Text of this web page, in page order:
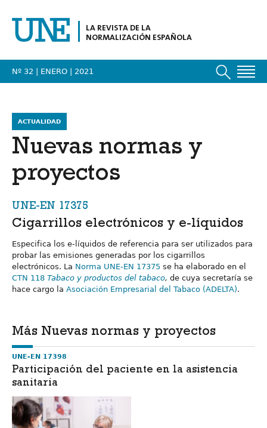
LA REVISTA DE LA
NORMALIZACIÓN ESPAÑOLA
Nº 32 | ENERO | 2021
ACTUALIDAD
Nuevas normas y
proyectos
UNE-EN 17375
Cigarrillos electrónicos y e-líquidos
Especifica los e-líquidos de referencia para ser utilizados para
probar las emisiones generadas por los cigarrillos
electrónicos. La Norma UNE-EN 17375 se ha elaborado en el
CTN 118 Tabaco y productos del tabaco, de cuya secretaría se
hace cargo la Asociación Empresarial del Tabaco (ADELTA).
Más Nuevas normas y proyectos
UNE-EN 17398
Participación del paciente en la asistencia
sanitaria